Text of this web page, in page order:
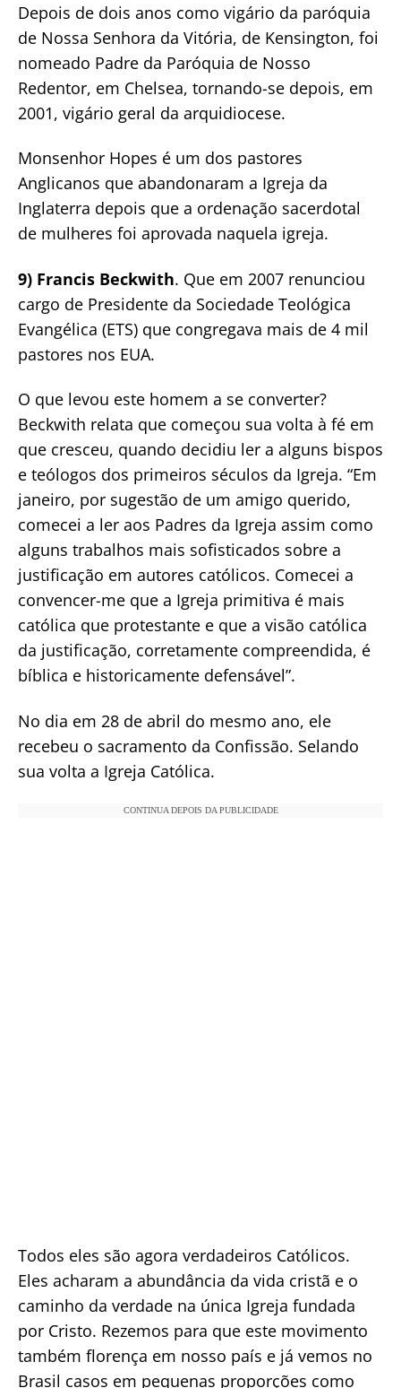
Depois de dois anos como vigário da paróquia
de Nossa Senhora da Vitória, de Kensington, foi
nomeado Padre da Paróquia de Nosso
Redentor, em Chelsea, tornando-se depois, em
2001, vigário geral da arquidiocese.
Monsenhor Hopes é um dos pastores
Anglicanos que abandonaram a Igreja da
Inglaterra depois que a ordenação sacerdotal
de mulheres foi aprovada naquela igreja.
9) Francis Beckwith. Que em 2007 renunciou
cargo de Presidente da Sociedade Teológica
Evangélica (ETS) que congregava mais de 4 mil
pastores nos EUA.
O que levou este homem a se converter?
Beckwith relata que começou sua volta à fé em
que cresceu, quando decidiu ler a alguns bispos
e teólogos dos primeiros séculos da Igreja. “Em
janeiro, por sugestão de um amigo querido,
comecei a ler aos Padres da Igreja assim como
alguns trabalhos mais sofisticados sobre a
justificação em autores católicos. Comecei a
convencer-me que a Igreja primitiva é mais
católica que protestante e que a visão católica
da justificação, corretamente compreendida, é
bíblica e historicamente defensável”.
No dia em 28 de abril do mesmo ano, ele
recebeu o sacramento da Confissão. Selando
sua volta a Igreja Católica.
CONTINUA DEPOIS DA PUBLICIDADE
Todos eles são agora verdadeiros Católicos.
Eles acharam a abundância da vida cristã e o
caminho da verdade na única Igreja fundada
por Cristo. Rezemos para que este movimento
também florença em nosso país e já vemos no
Brasil casos em pequenas proporções como